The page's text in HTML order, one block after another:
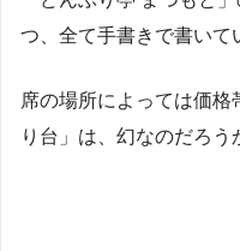
つ、全て手書きで書いて
席の場所によっては価格
り台」は、幻なのだろう